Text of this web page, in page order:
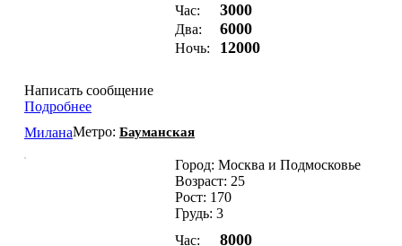
Час:
3000
Два: 6000
Ночь: 12000
Написать сообщение
Подробнее
МиланаМетро: Бауманская
Город: Москва и Подмосковье
Возраст: 25
Рост: 170
Грудь: 3
Час:
8000